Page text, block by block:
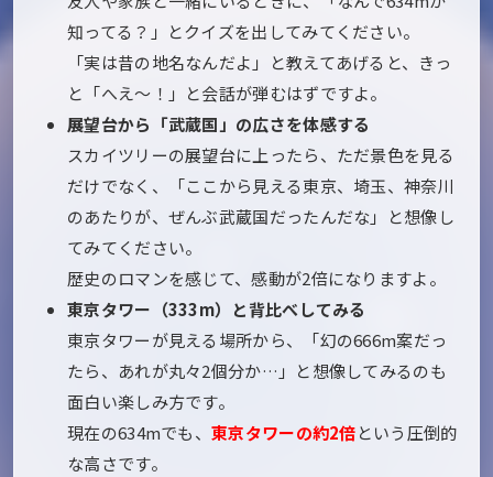
知ってる？」とクイズを出してみてください。
「実は昔の地名なんだよ」と教えてあげると、きっ
と「へえ〜！」と会話が弾むはずですよ。
展望台から「武蔵国」の広さを体感する
スカイツリーの展望台に上ったら、ただ景色を見る
だけでなく、「ここから見える東京、埼玉、神奈川
のあたりが、ぜんぶ武蔵国だったんだな」と想像し
てみてください。
歴史のロマンを感じて、感動が2倍になりますよ。
東京タワー（333m）と背比べしてみる
東京タワーが見える場所から、「幻の666m案だっ
たら、あれが丸々2個分か…」と想像してみるのも
面白い楽しみ方です。
現在の634mでも、 東京タワーの約2倍という圧倒的
な高さです。